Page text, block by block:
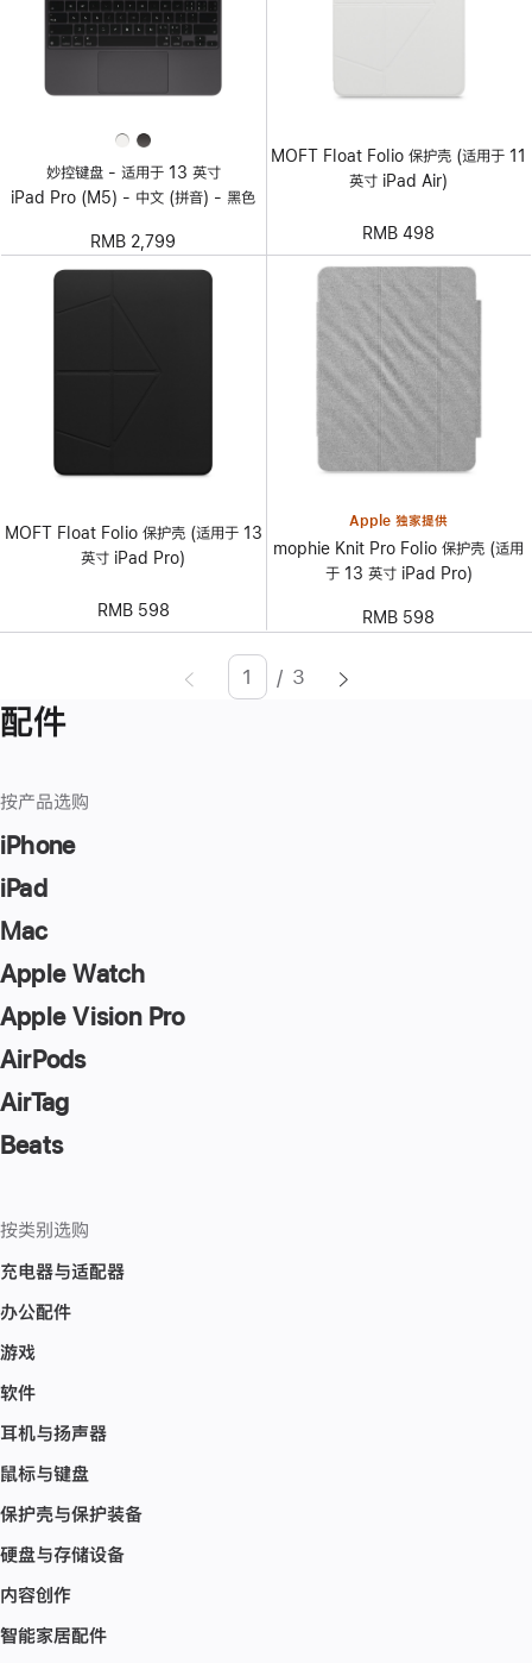
妙控键盘 - 适用于 13 英寸
iPad Pro (M5) - 中文 (拼音) - 黑色
RMB 2,799
MOFT Float Folio 保护壳 (适用于 11
英寸 iPad Air)
RMB 498
MOFT Float Folio 保护壳 (适用于 13
英寸 iPad Pro)
RMB 598
Apple 独家提供
mophie Knit Pro Folio 保护壳 (适用
于 13 英寸 iPad Pro)
RMB 598
页 Enter
/ 3
配件
按产品选购
iPhone
iPad
Mac
Apple Watch
Apple Vision Pro
AirPods
AirTag
Beats
按类别选购
充电器与适配器
办公配件
游戏
软件
耳机与扬声器
鼠标与键盘
保护壳与保护装备
硬盘与存储设备
内容创作
智能家居配件